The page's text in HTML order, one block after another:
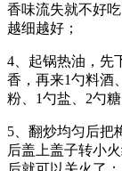
香味流失就不好
越细越好；
4、起锅热油，先
香，再来1勺料酒
粉、1勺盐、2勺
5、翻炒均匀后把
后盖上盖子转小